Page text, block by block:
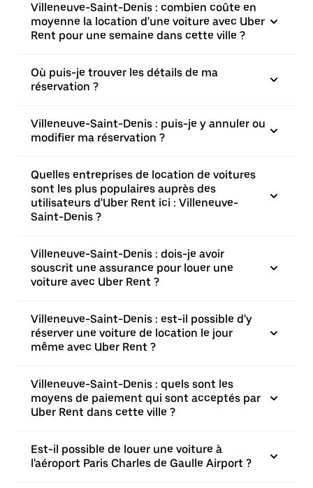
Villeneuve-Saint-Denis : combien coûte en
moyenne la location d'une voiture avec Uber
Rent pour une semaine dans cette ville ?
Où puis-je trouver les détails de ma
réservation ?
Villeneuve-Saint-Denis : puis-je y annuler ou
modifier ma réservation ?
Quelles entreprises de location de voitures
sont les plus populaires auprès des
utilisateurs d'Uber Rent ici : Villeneuve-
Saint-Denis ?
Villeneuve-Saint-Denis : dois-je avoir
souscrit une assurance pour louer une
voiture avec Uber Rent ?
Villeneuve-Saint-Denis : est-il possible d'y
réserver une voiture de location le jour
même avec Uber Rent ?
Villeneuve-Saint-Denis : quels sont les
moyens de paiement qui sont acceptés par
Uber Rent dans cette ville ?
Est-il possible de louer une voiture à
l'aéroport Paris Charles de Gaulle Airport ?